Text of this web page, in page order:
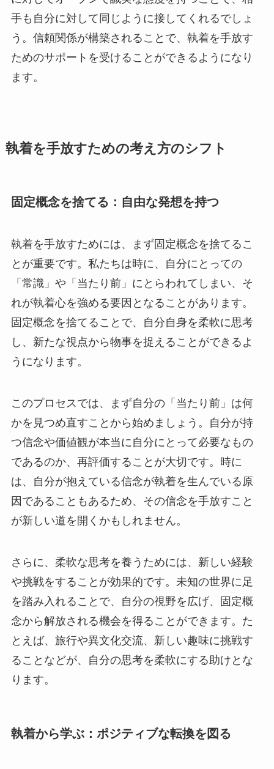
手も自分に対して同じように接してくれるでしょ
う。信頼関係が構築されることで、執着を手放す
ためのサポートを受けることができるようになり
ます。
執着を手放すための考え方のシフト
固定概念を捨てる：自由な発想を持つ
執着を手放すためには、まず固定概念を捨てるこ
とが重要です。私たちは時に、自分にとっての
「常識」や「当たり前」にとらわれてしまい、そ
れが執着心を強める要因となることがあります。
固定概念を捨てることで、自分自身を柔軟に思考
し、新たな視点から物事を捉えることができるよ
うになります。
このプロセスでは、まず自分の「当たり前」は何
かを見つめ直すことから始めましょう。自分が持
つ信念や価値観が本当に自分にとって必要なもの
であるのか、再評価することが大切です。時に
は、自分が抱えている信念が執着を生んでいる原
因であることもあるため、その信念を手放すこと
が新しい道を開くかもしれません。
さらに、柔軟な思考を養うためには、新しい経験
や挑戦をすることが効果的です。未知の世界に足
を踏み入れることで、自分の視野を広げ、固定概
念から解放される機会を得ることができます。た
とえば、旅行や異文化交流、新しい趣味に挑戦す
ることなどが、自分の思考を柔軟にする助けとな
ります。
執着から学ぶ：ポジティブな転換を図る